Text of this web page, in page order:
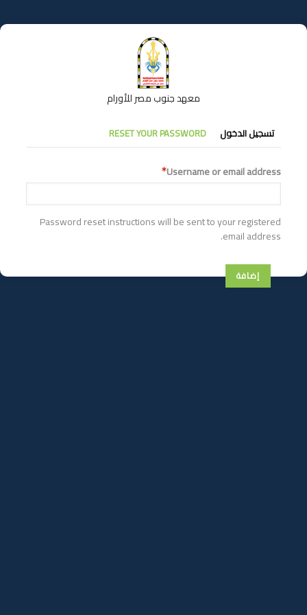
إلى
المحتوى
معهد جنوب مصر للأورام
التبويبات
الأساسية
تسجيل الدخول RESET YOUR PASSWORD
Username or email address
Password reset instructions will be sent to your registered
email address.